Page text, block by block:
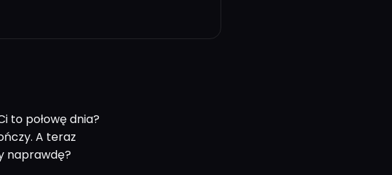
to połowę dnia?
A teraz
naprawdę?